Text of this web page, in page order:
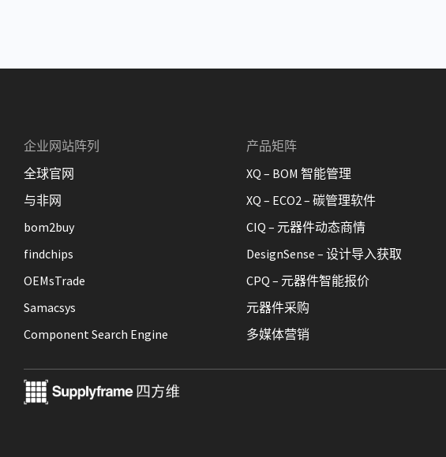
企业网站阵列
全球官网
与非网
bom2buy
findchips
OEMsTrade
Samacsys
Component Search Engine
产品矩阵
XQ – BOM 智能管理
XQ – ECO2 – 碳管理软件
CIQ – 元器件动态商情
DesignSense – 设计导入获取
CPQ – 元器件智能报价
元器件采购
多媒体营销